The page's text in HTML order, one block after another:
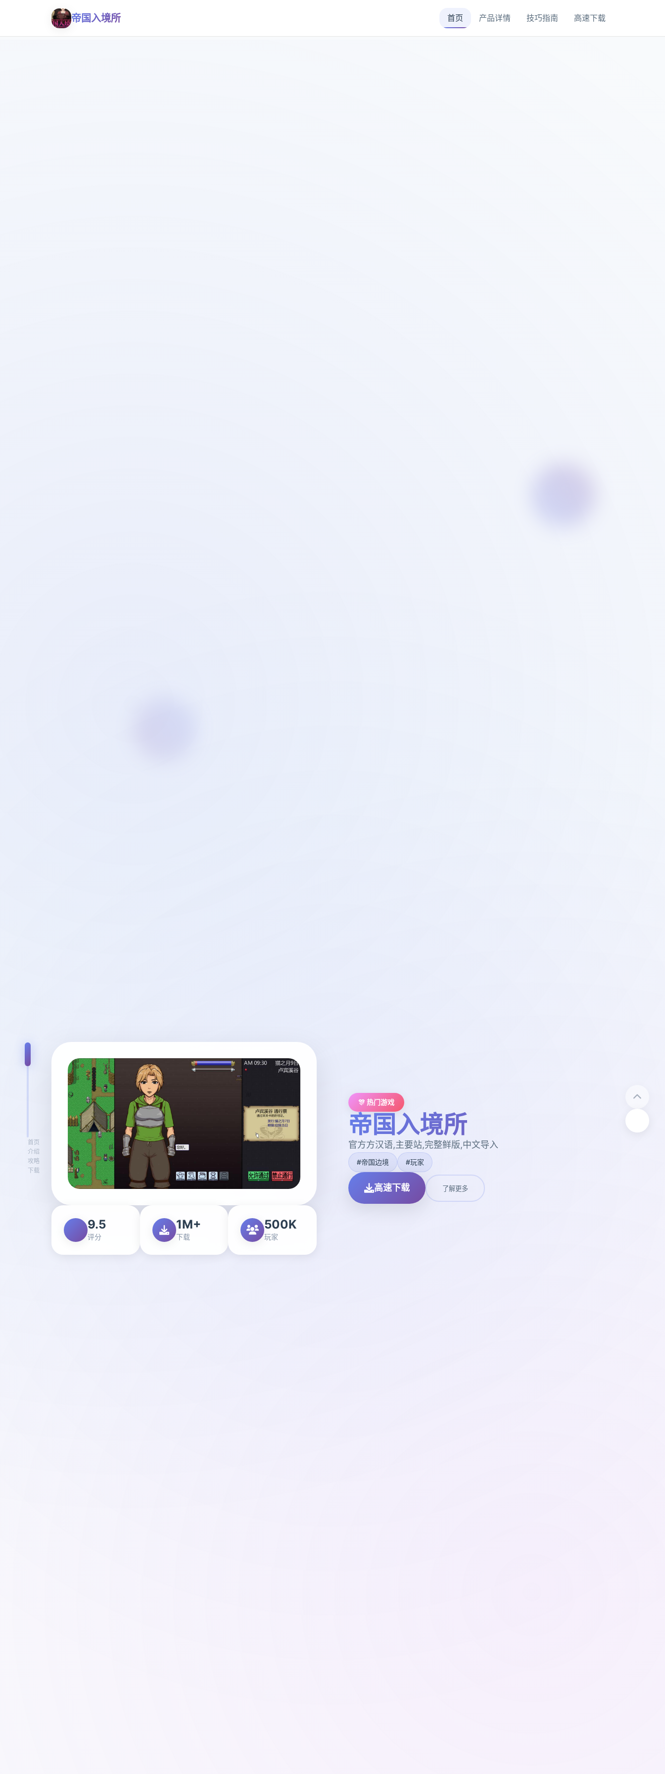
帝国入境所 首页 产品详情 技巧指南 高速下载
首页
介绍
攻略
下载
9.5
评分
1M+
下载
500K
玩家
🎊 热门游戏
帝国入境所
官方方汉语,主要站,完整鲜版,中文导入
#帝国边境 #玩家
高速下载 了解更多